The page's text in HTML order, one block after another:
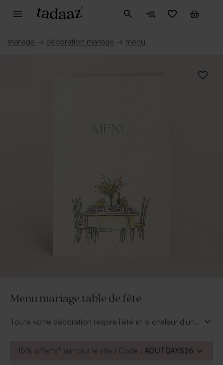
mariage → décoration mariage → menu
Menu mariage table de fête
Toute votre décoration respire l'été et la chaleur d'un
délicieux plats qui seront servis en l'honneur de votre
15% offerts* sur tout le site | Code : AOUTDAYS26